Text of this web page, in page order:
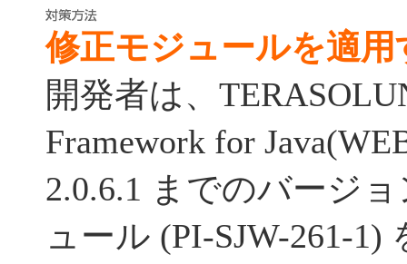
修正モジュールを適用
開発者は、
Framework for
2.0.6.1 までのバージ
ュール (PI-SJW-261-